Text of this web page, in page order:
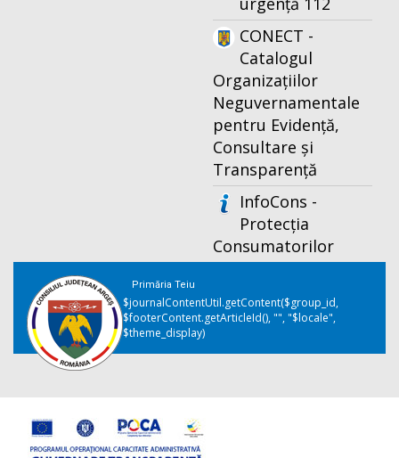
CONECT -
Catalogul
Organizațiilor
Neguvernamentale
pentru Evidență,
Consultare și
Transparență
InfoCons -
Protecția
Consumatorilor
Primăria Teiu
$journalContentUtil.getContent($group_id,
$footerContent.getArticleId(), "", "$locale",
$theme_display)